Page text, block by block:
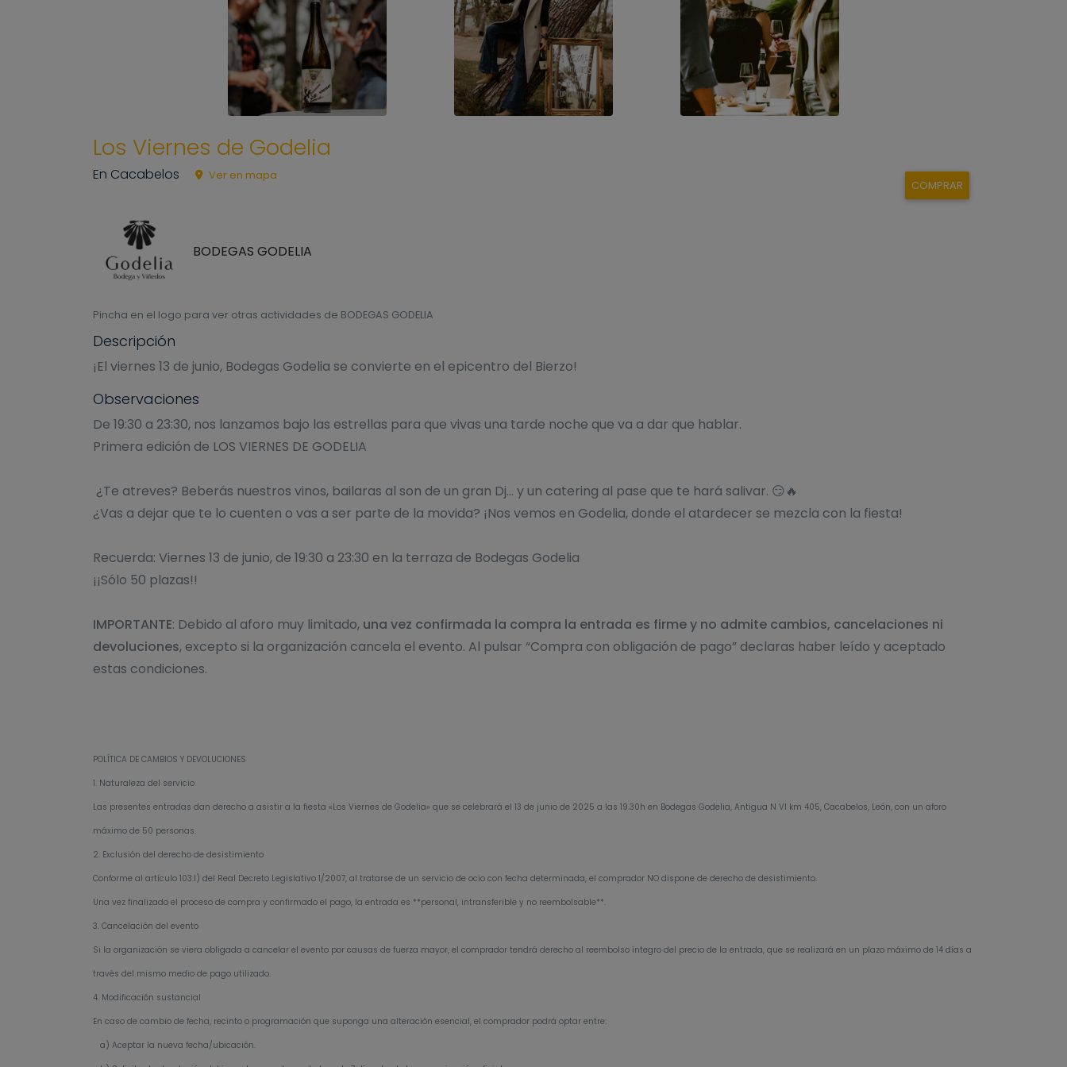
Los Viernes de Godelia
En Cacabelos Ver en mapa
COMPRAR
BODEGAS GODELIA
Pincha en el logo para ver otras actividades de BODEGAS GODELIA
Descripción
¡El viernes 13 de junio, Bodegas Godelia se convierte en el epicentro del Bierzo!
Observaciones
De 19:30 a 23:30, nos lanzamos bajo las estrellas para que vivas una tarde noche que va a dar que hablar.
Primera edición de LOS VIERNES DE GODELIA
¿Te atreves? Beberás nuestros vinos, bailaras al son de un gran Dj… y un catering al pase que te hará salivar. 😏🔥
¿Vas a dejar que te lo cuenten o vas a ser parte de la movida? ¡Nos vemos en Godelia, donde el atardecer se mezcla con la fiesta!
Recuerda: Viernes 13 de junio, de 19:30 a 23:30 en la terraza de Bodegas Godelia
¡¡Sólo 50 plazas!!
IMPORTANTE: Debido al aforo muy limitado, una vez confirmada la compra la entrada es firme y no admite cambios, cancelaciones ni
devoluciones, excepto si la organización cancela el evento. Al pulsar “Compra con obligación de pago” declaras haber leído y aceptado
estas condiciones.
POLÍTICA DE CAMBIOS Y DEVOLUCIONES
1. Naturaleza del servicio
Las presentes entradas dan derecho a asistir a la fiesta «Los Viernes de Godelia» que se celebrará el 13 de junio de 2025 a las 19.30h en Bodegas Godelia, Antigua N VI km 405, Cacabelos, León, con un aforo
máximo de 50 personas.
2. Exclusión del derecho de desistimiento
Conforme al artículo 103.l) del Real Decreto Legislativo 1/2007, al tratarse de un servicio de ocio con fecha determinada, el comprador NO dispone de derecho de desistimiento.
Una vez finalizado el proceso de compra y confirmado el pago, la entrada es **personal, intransferible y no reembolsable**.
3. Cancelación del evento
Si la organización se viera obligada a cancelar el evento por causas de fuerza mayor, el comprador tendrá derecho al reembolso íntegro del precio de la entrada, que se realizará en un plazo máximo de 14 días a
través del mismo medio de pago utilizado.
4. Modificación sustancial
En caso de cambio de fecha, recinto o programación que suponga una alteración esencial, el comprador podrá optar entre:
a) Aceptar la nueva fecha/ubicación.